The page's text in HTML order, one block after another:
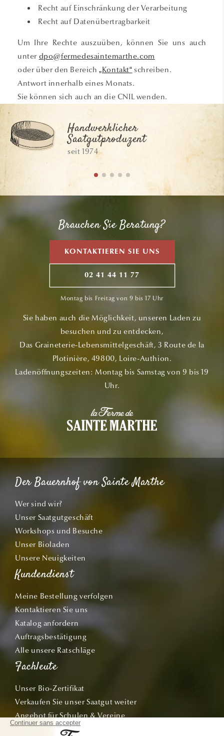
Recht auf Einschränkung der Verarbeitung
Recht auf Datenübertragbarkeit
Um Ihre Rechte auszuüben, können Sie uns auch
unter dpo@fermedesaintemarthe.com
oder über den Bereich„Kontakt“ schreiben.
Antwort innerhalb eines Monats.
Sie können sich auch an die CNIL wenden.
Handwerklicher
Saatgutproduzent
seit 1974
Brauchen Sie Beratung?
KONTAKTIEREN SIE UNS
02 41 44 11 77
Montag bis Freitag von 9 bis 17 Uhr
Sie haben auch die Möglichkeit, unseren Laden zu
besuchen und zu entdecken,
Das Graineterie-Lebensmittelgeschäft, 3 Route de la
Plotinière, 49800, Loire-Authion.
Ladenöffnungszeiten: Montag bis Samstag von 9 bis 19
Uhr.
Der Bauernhof von Sainte Marthe
Wer sind wir?
Unser Saatgutgeschäft
Workshops und Besuche
Unser Bioladen
Unsere Neuigkeiten
Kundendienst
Meine Bestellung verfolgen
Kontaktieren Sie uns
Katalog anfordern
Auftragsbestätigung
Alle unsere Ratschläge
Fachleute
Unser Bio-Zertifikat
Verkaufen Sie unser Saatgut weiter
Angebot für Schulen & Vereine
Personalisierte Taschen